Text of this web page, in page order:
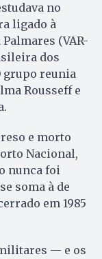
no
ligado à
(VAR-
dos
grupo reunia
Rousseff e
e morto
Nacional,
nunca foi
soma à de
em 1985
— e os